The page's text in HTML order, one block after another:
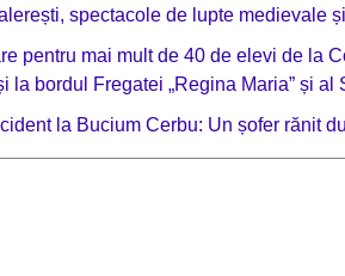
spectacole de lupte medievale
pentru mai mult de 40 de elevi de la
la bordul Fregatei „Regina Maria” și al
la Bucium Cerbu: Un șofer rănit